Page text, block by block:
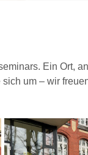
Ein Ort,
um – wir
Alle Lehrämter